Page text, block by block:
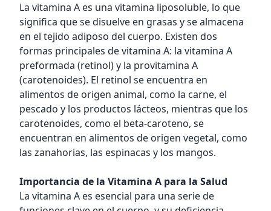
La vitamina A es una vitamina liposoluble, lo que
significa que se disuelve en grasas y se almacena
en el tejido adiposo del cuerpo. Existen dos
formas principales de vitamina A: la vitamina A
preformada (retinol) y la provitamina A
(carotenoides). El retinol se encuentra en
alimentos de origen animal, como la carne, el
pescado y los productos lácteos, mientras que los
carotenoides, como el beta-caroteno, se
encuentran en alimentos de origen vegetal, como
las zanahorias, las espinacas y los mangos.
Importancia de la Vitamina A para la Salud
La vitamina A es esencial para una serie de